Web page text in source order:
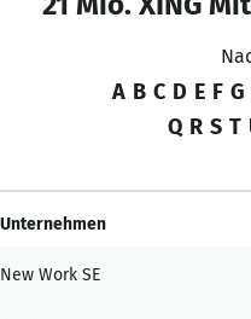
A B C D E F G
Q R S T
Unternehmen
New Work SE